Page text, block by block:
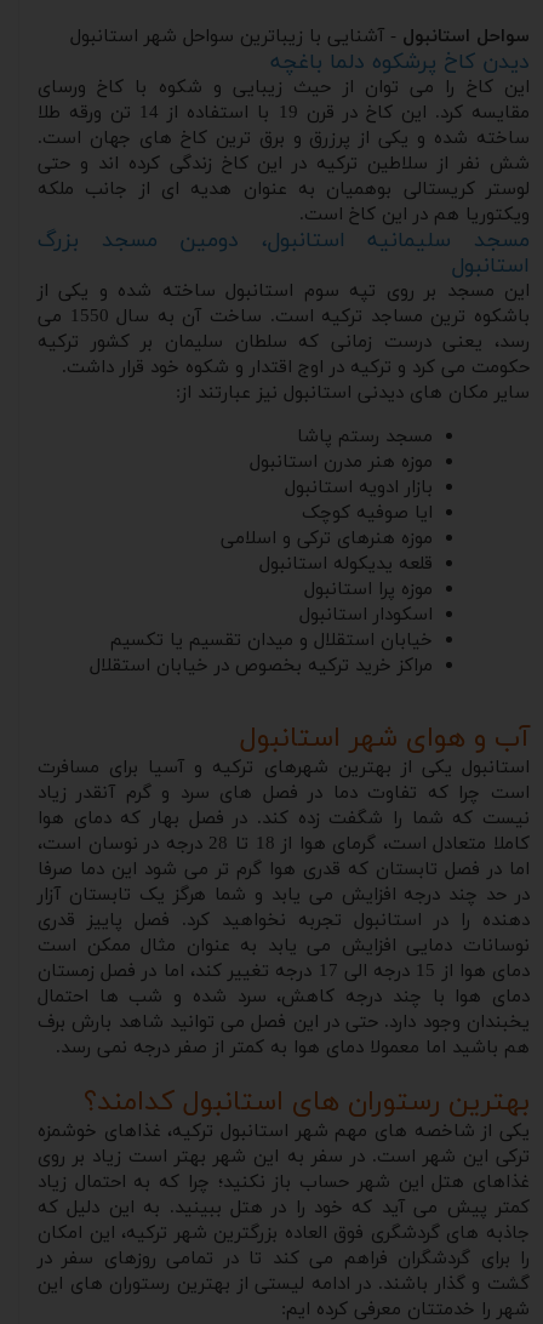
سواحل استانبول - آشنایی با زیباترین سواحل شهر استانبول
دیدن کاخ پرشکوه دلما باغچه
این کاخ را می توان از حیث زیبایی و شکوه با کاخ ورسای
مقایسه کرد. این کاخ در قرن 19 با استفاده از 14 تن ورقه طلا
ساخته شده و یکی از پرزرق و برق ترین کاخ های جهان است.
شش نفر از سلاطین ترکیه در این کاخ زندگی کرده اند و حتی
لوستر کریستالی بوهمیان به عنوان هدیه ای از جانب ملکه
ویکتوریا هم در این کاخ است.
مسجد سلیمانیه استانبول، دومین مسجد بزرگ
استانبول
این مسجد بر روی تپه سوم استانبول ساخته شده و یکی از
باشکوه ترین مساجد ترکیه است. ساخت آن به سال 1550 می
رسد، یعنی درست زمانی که سلطان سلیمان بر کشور ترکیه
حکومت می کرد و ترکیه در اوج اقتدار و شکوه خود قرار داشت.
سایر مکان های دیدنی استانبول نیز عبارتند از:
مسجد رستم پاشا
موزه هنر مدرن استانبول
بازار ادویه استانبول
ایا صوفیه کوچک
موزه هنرهای ترکی و اسلامی
قلعه یدیکوله استانبول
موزه پرا استانبول
اسکودار استانبول
خیابان استقلال و میدان تقسیم یا تکسیم
مراکز خرید ترکیه بخصوص در خیابان استقلال
آب و هوای شهر استانبول
استانبول یکی از بهترین شهرهای ترکیه و آسیا برای مسافرت
است چرا که تفاوت دما در فصل های سرد و گرم آنقدر زیاد
نیست که شما را شگفت زده کند. در فصل بهار که دمای هوا
کاملا متعادل است، گرمای هوا از 18 تا 28 درجه در نوسان است،
اما در فصل تابستان که قدری هوا گرم تر می شود این دما صرفا
در حد چند درجه افزایش می یابد و شما هرگز یک تابستان آزار
دهنده را در استانبول تجربه نخواهید کرد. فصل پاییز قدری
نوسانات دمایی افزایش می یابد به عنوان مثال ممکن است
دمای هوا از 15 درجه الی 17 درجه تغییر کند، اما در فصل زمستان
دمای هوا با چند درجه کاهش، سرد شده و شب ها احتمال
یخبندان وجود دارد. حتی در این فصل می توانید شاهد بارش برف
هم باشید اما معمولا دمای هوا به کمتر از صفر درجه نمی رسد.
بهترین رستوران های استانبول کدامند؟
یکی از شاخصه های مهم شهر استانبول ترکیه، غذاهای خوشمزه
ترکی این شهر است. در سفر به این شهر بهتر است زیاد بر روی
غذاهای هتل این شهر حساب باز نکنید؛ چرا که به احتمال زیاد
کمتر پیش می آید که خود را در هتل ببینید. به این دلیل که
جاذبه های گردشگری فوق العاده بزرگترین شهر ترکیه، این امکان
را برای گردشگران فراهم می کند تا در تمامی روزهای سفر در
گشت و گذار باشند. در ادامه لیستی از بهترین رستوران های این
شهر را خدمتتان معرفی کرده ایم: